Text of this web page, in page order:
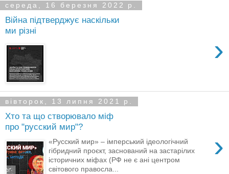
середа, 16 березня 2022 р.
Війна підтверджує наскільки
ми різні
›
вівторок, 13 липня 2021 р.
Хто та що створювало міф
про "русский мир"?
›
«Русский мир» – імперський ідеологічний
гібридний проєкт, заснований на застарілих
історичних міфах (РФ не є ані центром
світового правосла...